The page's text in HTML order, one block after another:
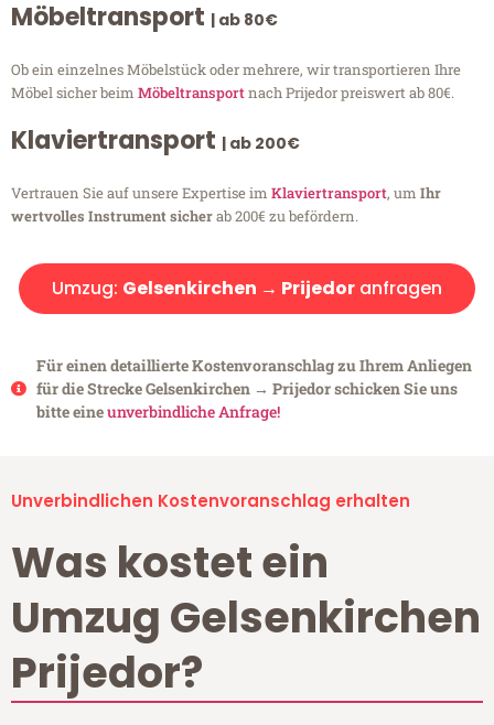
Möbeltransport | ab 80€
Ob ein einzelnes Möbelstück oder mehrere, wir transportieren Ihre
Möbel sicher beim Möbeltransportnach Prijedor preiswert ab 80€.
Klaviertransport | ab 200€
Vertrauen Sie auf unsere Expertise im Klaviertransport, um Ihr
wertvolles Instrument sicherab 200€ zu befördern.
Umzug: Gelsenkirchen → Prijedor anfragen
Für einen detaillierte Kostenvoranschlag zu Ihrem Anliegen
für die Strecke Gelsenkirchen → Prijedor schicken Sie uns
bitte eineunverbindliche Anfrage!
Unverbindlichen Kostenvoranschlag erhalten
Was kostet ein
Umzug Gelsenkirchen
Prijedor?